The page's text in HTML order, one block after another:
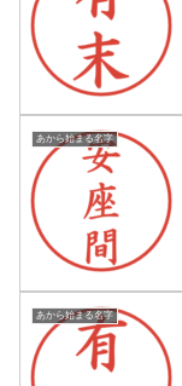
あから始まる名字
あから始まる名字